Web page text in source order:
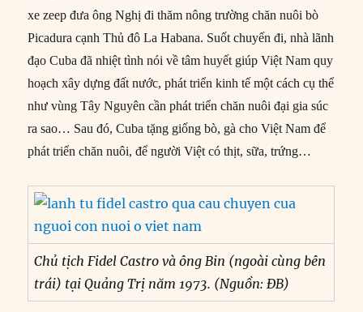
xe zeep đưa ông Nghị đi thăm nông trường chăn nuôi bò
Picadura cạnh Thủ đô La Habana. Suốt chuyến đi, nhà lãnh
đạo Cuba đã nhiệt tình nói về tâm huyết giúp Việt Nam quy
hoạch xây dựng đất nước, phát triển kinh tế một cách cụ thể
như vùng Tây Nguyên cần phát triển chăn nuôi đại gia súc
ra sao… Sau đó, Cuba tặng giống bò, gà cho Việt Nam để
phát triển chăn nuôi, để người Việt có thịt, sữa, trứng…
Chủ tịch Fidel Castro và ông Bin (ngoài cùng bên
trái) tại Quảng Trị năm 1973. (Nguồn: ĐB)